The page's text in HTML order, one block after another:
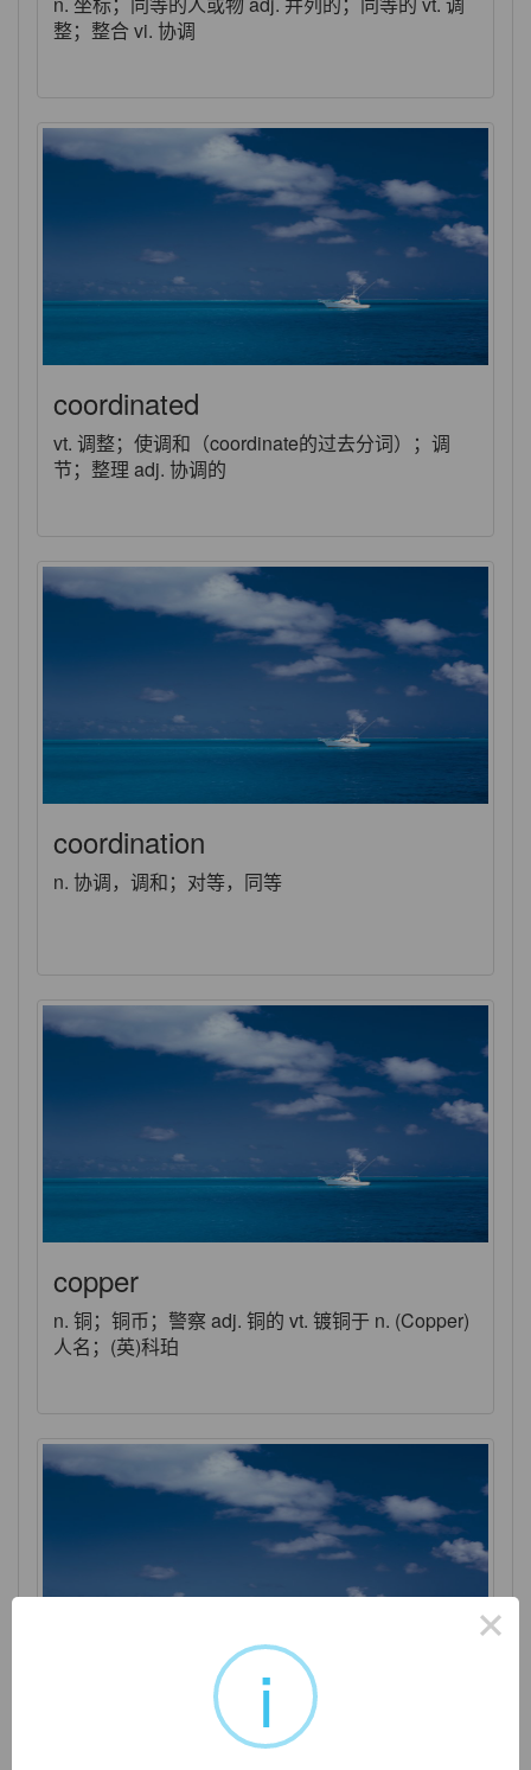
整；整合 vi. 协调
coordinated
vt. 调整；使调和（coordinate的过去分词）；调
节；整理 adj. 协调的
coordination
n. 协调，调和；对等，同等
copper
n. 铜；铜币；警察 adj. 铜的 vt. 镀铜于 n. (Copper)
人名；(英)科珀
×
i